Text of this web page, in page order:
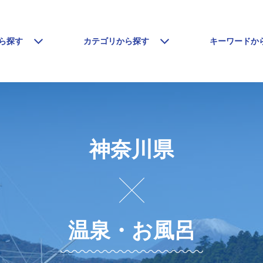
探す カテゴリから探す キーワードか
神奈川県
温泉・お風呂